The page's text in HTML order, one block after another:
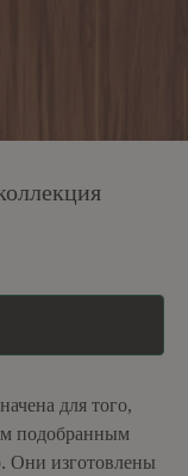
для того,
подобранным
Они изготовлены